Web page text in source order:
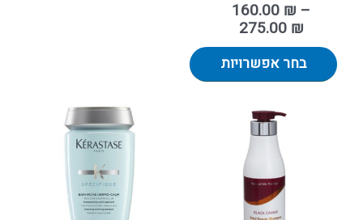
160.00 ₪ –
275.00 ₪
בחר אפשרויות